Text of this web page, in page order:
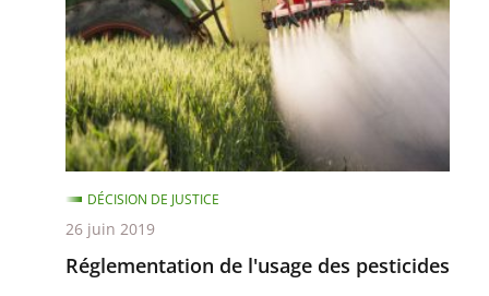
l'usage
des
pesticides
Réglementation de l'usage des pesticides
DÉCISION DE JUSTICE
26 juin 2019